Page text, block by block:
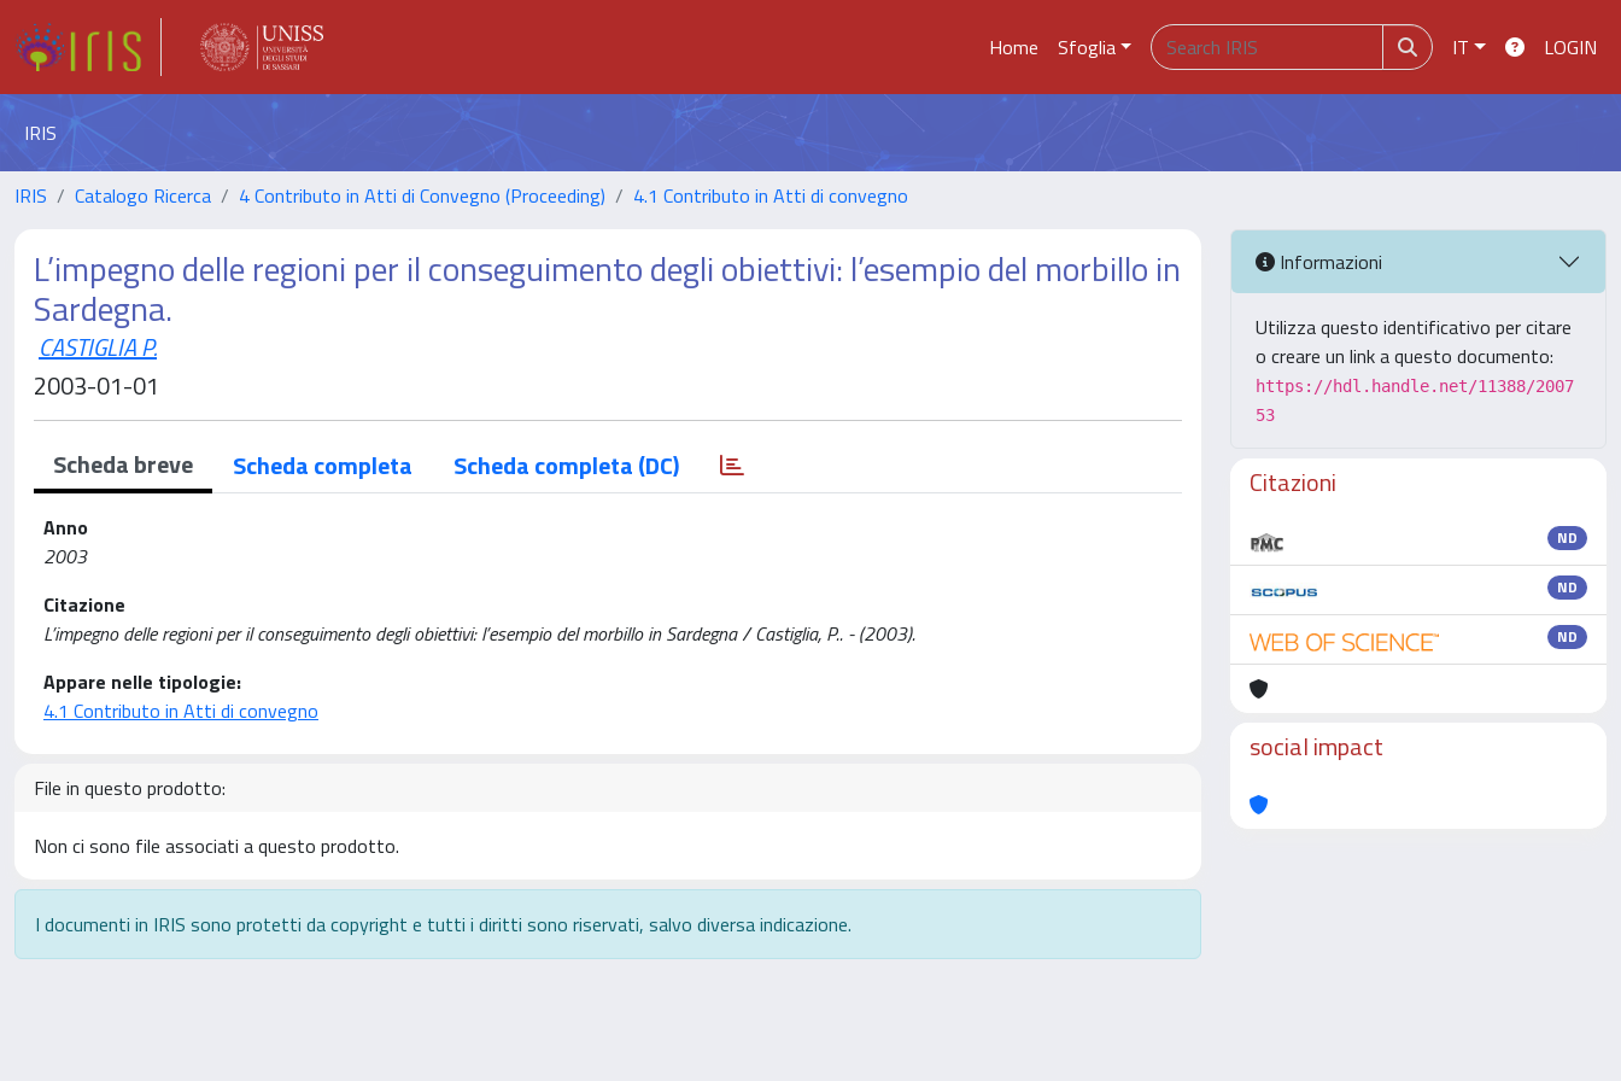
Home Sfoglia IT LOGIN
IRIS
IRIS Catalogo Ricerca 4 Contributo in Atti di Convegno (Proceeding) 4.1 Contributo in Atti di convegno
L’impegno delle regioni per il conseguimento degli obiettivi: l’esempio del morbillo in
Sardegna.
CASTIGLIA P.
2003-01-01
Scheda breve Scheda completa Scheda completa (DC)
Anno
2003
Citazione
L’impegno delle regioni per il conseguimento degli obiettivi: l’esempio del morbillo in Sardegna / Castiglia, P.. - (2003).
Appare nelle tipologie:
4.1 Contributo in Atti di convegno
File in questo prodotto:
Non ci sono file associati a questo prodotto.
I documenti in IRIS sono protetti da copyright e tutti i diritti sono riservati, salvo diversa indicazione.
Informazioni
Utilizza questo identificativo per citare
o creare un link a questo documento:
https://hdl.handle.net/11388/2007
53
Citazioni
ND
ND
ND
social impact